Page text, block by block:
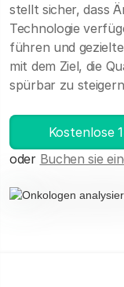
stellt sicher, dass
Technologie
führen und
mit dem Ziel, die
spürbar zu
Kostenlose
oder Buchen sie